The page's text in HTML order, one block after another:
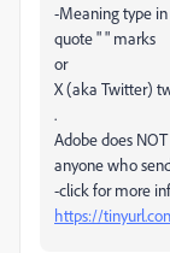
-Meaning type
quote " " marks
or
X (aka Twitter)
.
Adobe does
anyone who
-click for more
https://